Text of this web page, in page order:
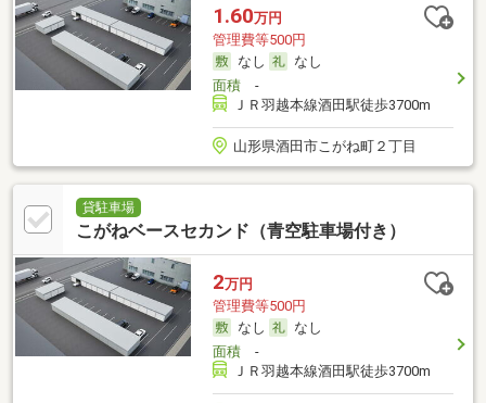
1.60万円
管理費等500円
なし
なし
面積-
ＪＲ羽越本線酒田駅徒歩3700m
山形県酒田市こがね町２丁目
貸駐車場
こがねベースセカンド（青空駐車場付き）
2万円
管理費等500円
なし
なし
面積-
ＪＲ羽越本線酒田駅徒歩3700m